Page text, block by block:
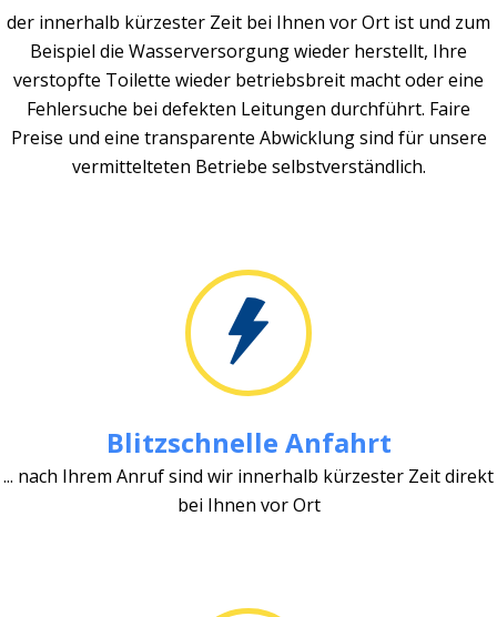
der innerhalb kürzester Zeit bei Ihnen vor Ort ist und zum
Beispiel die Wasserversorgung wieder herstellt, Ihre
verstopfte Toilette wieder betriebsbreit macht oder eine
Fehlersuche bei defekten Leitungen durchführt. Faire
Preise und eine transparente Abwicklung sind für unsere
vermittelteten Betriebe selbstverständlich.
Blitzschnelle Anfahrt
... nach Ihrem Anruf sind wir innerhalb kürzester Zeit direkt
bei Ihnen vor Ort